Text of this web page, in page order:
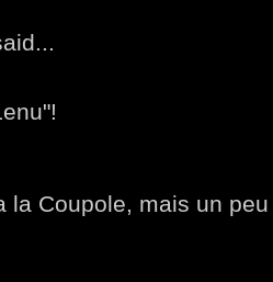
la Coupole, mais un